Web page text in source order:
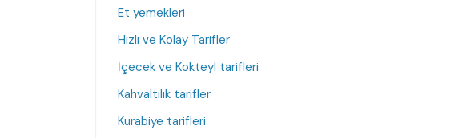
Et yemekleri
Hızlı ve Kolay Tarifler
İçecek ve Kokteyl tarifleri
Kahvaltılık tarifler
Kurabiye tarifleri